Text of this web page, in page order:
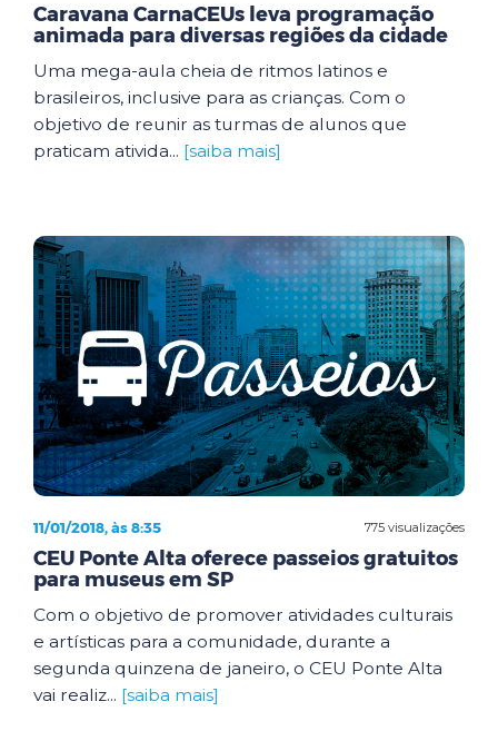
Caravana CarnaCEUs leva programação
animada para diversas regiões da cidade
Uma mega-aula cheia de ritmos latinos e
brasileiros, inclusive para as crianças. Com o
objetivo de reunir as turmas de alunos que
praticam ativida... [saiba mais]
775 visualizações
11/01/2018, às 8:35
CEU Ponte Alta oferece passeios gratuitos
para museus em SP
Com o objetivo de promover atividades culturais
e artísticas para a comunidade, durante a
segunda quinzena de janeiro, o CEU Ponte Alta
vai realiz... [saiba mais]